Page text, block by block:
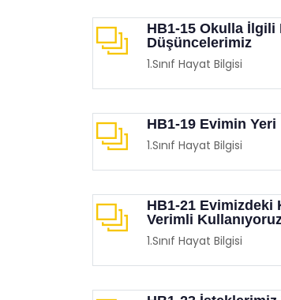
HB1-15 Okulla İlgili
Düşüncelerimiz
1.Sınıf Hayat Bilgisi
HB1-19 Evimin Yeri
1.Sınıf Hayat Bilgisi
HB1-21 Evimizdeki
Verimli
1.Sınıf Hayat Bilgisi